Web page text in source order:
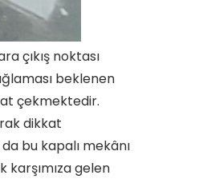
çıkış noktası
beklenen
çekmektedir.
dikkat
bu kapalı mekânı
karşımıza gelen